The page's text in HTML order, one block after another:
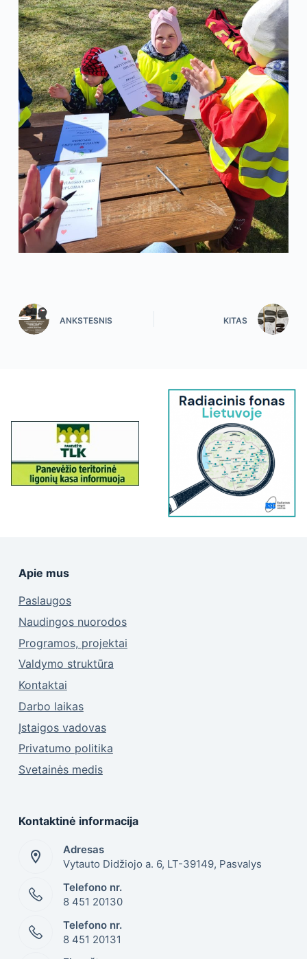
ANKSTESNIS KITAS
Apie mus
Paslaugos
Naudingos nuorodos
Programos, projektai
Valdymo struktūra
Kontaktai
Darbo laikas
Įstaigos vadovas
Privatumo politika
Svetainės medis
Kontaktinė informacija
Adresas
Vytauto Didžiojo a. 6, LT-39149, Pasvalys
Telefono nr.
8 451 20130
Telefono nr.
8 451 20131